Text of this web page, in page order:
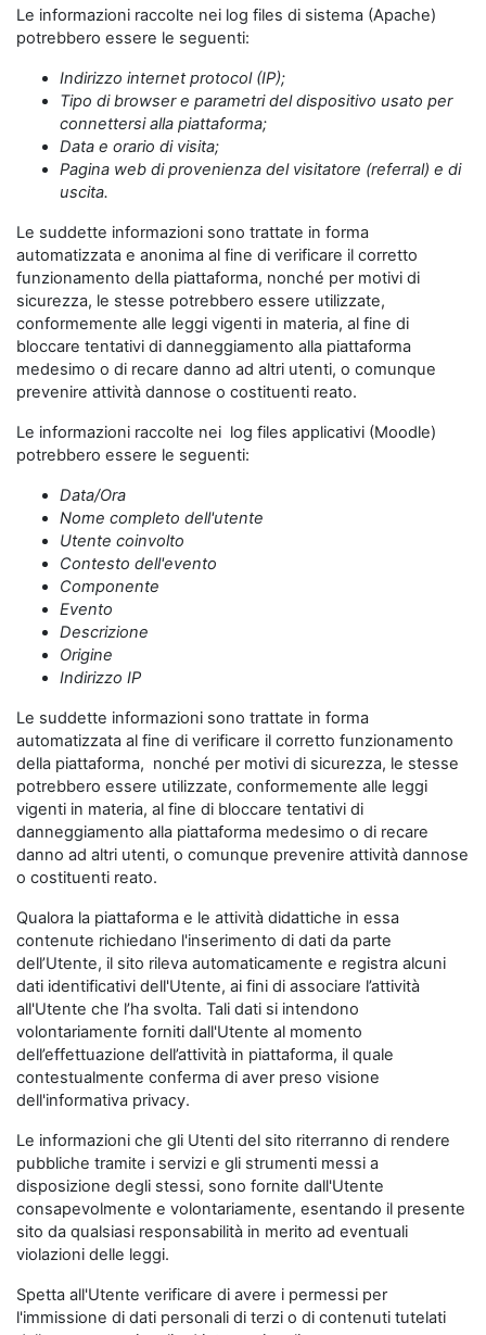
Le informazioni raccolte nei log files di sistema (Apache)
potrebbero essere le seguenti:
Indirizzo internet protocol (IP);
Tipo di browser e parametri del dispositivo usato per
connettersi alla piattaforma;
Data e orario di visita;
Pagina web di provenienza del visitatore (referral) e di
uscita.
Le suddette informazioni sono trattate in forma
automatizzata e anonima al fine di verificare il corretto
funzionamento della piattaforma, nonché per motivi di
sicurezza, le stesse potrebbero essere utilizzate,
conformemente alle leggi vigenti in materia, al fine di
bloccare tentativi di danneggiamento alla piattaforma
medesimo o di recare danno ad altri utenti, o comunque
prevenire attività dannose o costituenti reato.
Le informazioni raccolte nei log files applicativi (Moodle)
potrebbero essere le seguenti:
Data/Ora
Nome completo dell'utente
Utente coinvolto
Contesto dell'evento
Componente
Evento
Descrizione
Origine
Indirizzo IP
Le suddette informazioni sono trattate in forma
automatizzata al fine di verificare il corretto funzionamento
della piattaforma, nonché per motivi di sicurezza, le stesse
potrebbero essere utilizzate, conformemente alle leggi
vigenti in materia, al fine di bloccare tentativi di
danneggiamento alla piattaforma medesimo o di recare
danno ad altri utenti, o comunque prevenire attività dannose
o costituenti reato.
Qualora la piattaforma e le attività didattiche in essa
contenute richiedano l'inserimento di dati da parte
dell’Utente, il sito rileva automaticamente e registra alcuni
dati identificativi dell'Utente, ai fini di associare l’attività
all'Utente che l’ha svolta. Tali dati si intendono
volontariamente forniti dall'Utente al momento
dell’effettuazione dell’attività in piattaforma, il quale
contestualmente conferma di aver preso visione
dell'informativa privacy.
Le informazioni che gli Utenti del sito riterranno di rendere
pubbliche tramite i servizi e gli strumenti messi a
disposizione degli stessi, sono fornite dall'Utente
consapevolmente e volontariamente, esentando il presente
sito da qualsiasi responsabilità in merito ad eventuali
violazioni delle leggi.
Spetta all'Utente verificare di avere i permessi per
l'immissione di dati personali di terzi o di contenuti tutelati